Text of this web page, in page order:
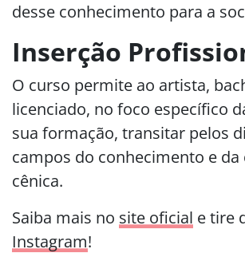
desse conhecimento para a
Inserção
O curso permite ao artista,
licenciado, no foco específico
sua formação, transitar pelos
campos do conhecimento e da
cênica.
Saiba mais no site oficial e tire
Instagram!